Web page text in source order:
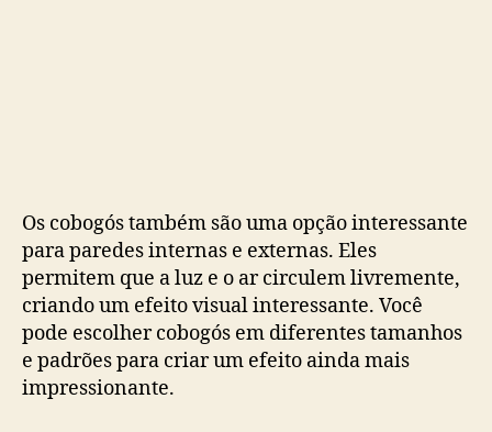
Os cobogós também são uma opção interessante
para paredes internas e externas. Eles
permitem que a luz e o ar circulem livremente,
criando um efeito visual interessante. Você
pode escolher cobogós em diferentes tamanhos
e padrões para criar um efeito ainda mais
impressionante.